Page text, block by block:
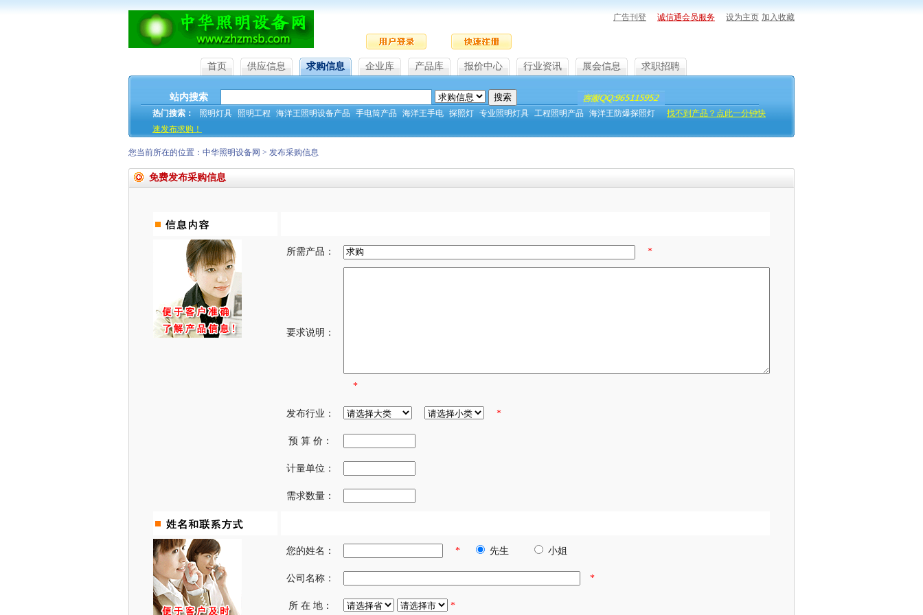
广告刊登 诚信通会员服务 设为主页 加入收藏
首页 供应信息 求购信息 企业库 产品库 报价中心 行业资讯 展会信息 求职招聘
站内搜索
热门搜索： 照明灯具 照明工程 海洋王照明设备产品 手电筒产品 海洋王手电 探照灯 专业照明灯具 工程照明产品 海洋王防爆探照灯
找不到产品？点此一分钟快
速发布求购！
您当前所在的位置： 中华照明设备网 > 发布采购信息
免费发布采购信息
所需产品： *
要求说明：
*
发布行业： *
预 算 价：
计量单位：
需求数量：
您的姓名： * 先生 小姐
公司名称： *
所 在 地： *